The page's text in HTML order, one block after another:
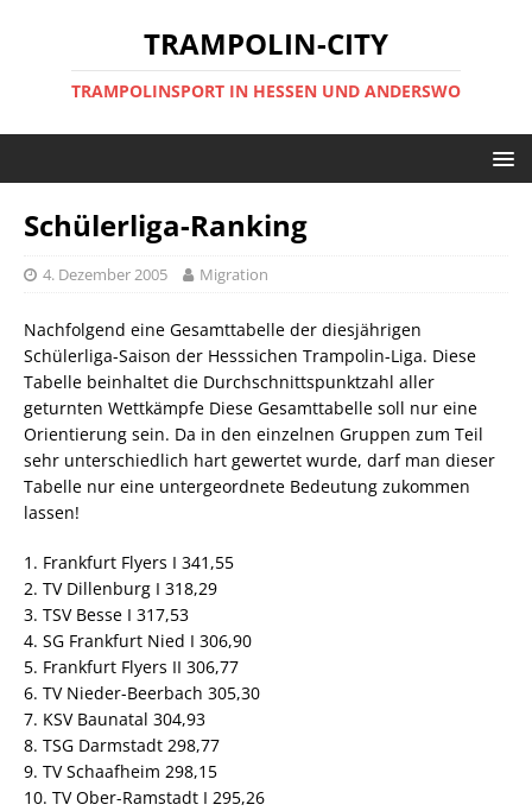
TRAMPOLIN-CITY
TRAMPOLINSPORT IN HESSEN UND ANDERSWO
Schülerliga-Ranking
4. Dezember 2005 Migration
Nachfolgend eine Gesamttabelle der diesjährigen
Schülerliga-Saison der Hesssichen Trampolin-Liga. Diese
Tabelle beinhaltet die Durchschnittspunktzahl aller
geturnten Wettkämpfe Diese Gesamttabelle soll nur eine
Orientierung sein. Da in den einzelnen Gruppen zum Teil
sehr unterschiedlich hart gewertet wurde, darf man dieser
Tabelle nur eine untergeordnete Bedeutung zukommen
lassen!
1. Frankfurt Flyers I 341,55
2. TV Dillenburg I 318,29
3. TSV Besse I 317,53
4. SG Frankfurt Nied I 306,90
5. Frankfurt Flyers II 306,77
6. TV Nieder-Beerbach 305,30
7. KSV Baunatal 304,93
8. TSG Darmstadt 298,77
9. TV Schaafheim 298,15
10. TV Ober-Ramstadt I 295,26